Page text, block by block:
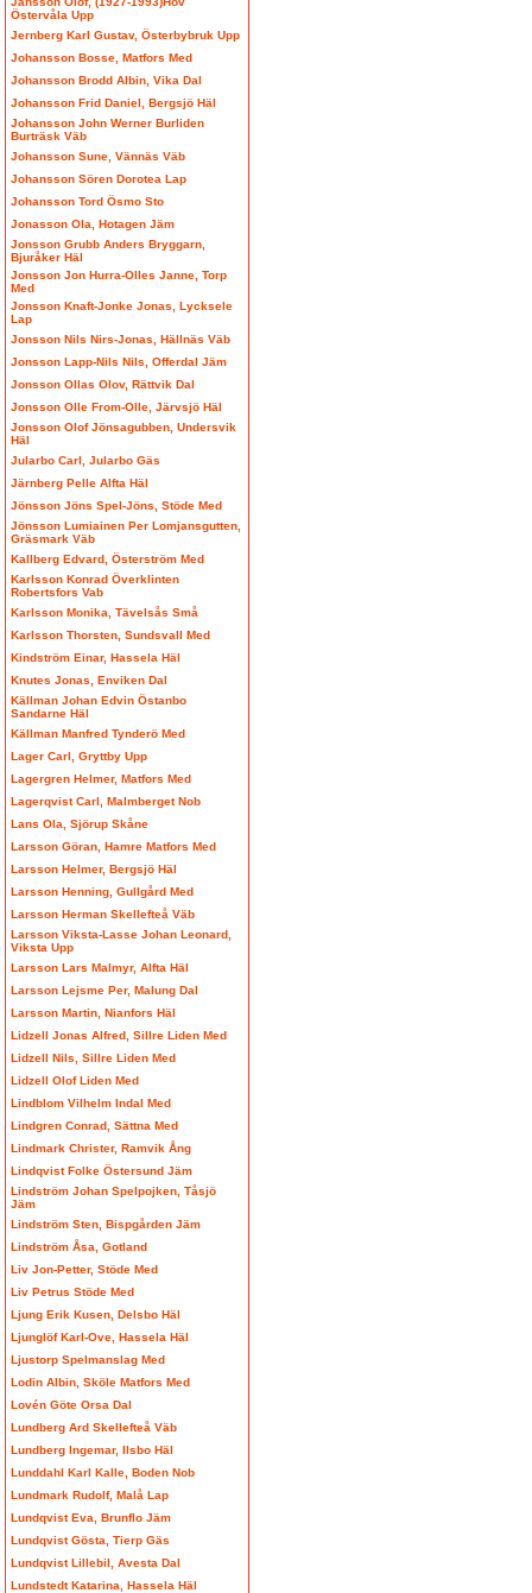
Östervåla Upp
Jernberg Karl Gustav, Österbybruk Upp
Johansson Bosse, Matfors Med
Johansson Brodd Albin, Vika Dal
Johansson Frid Daniel, Bergsjö Häl
Johansson John Werner Burliden
Burträsk Väb
Johansson Sune, Vännäs Väb
Johansson Sören Dorotea Lap
Johansson Tord Ösmo Sto
Jonasson Ola, Hotagen Jäm
Jonsson Grubb Anders Bryggarn,
Bjuråker Häl
Jonsson Jon Hurra-Olles Janne, Torp
Med
Jonsson Knaft-Jonke Jonas, Lycksele
Lap
Jonsson Nils Nirs-Jonas, Hällnäs Väb
Jonsson Lapp-Nils Nils, Offerdal Jäm
Jonsson Ollas Olov, Rättvik Dal
Jonsson Olle From-Olle, Järvsjö Häl
Jonsson Olof Jönsagubben, Undersvik
Häl
Jularbo Carl, Jularbo Gäs
Järnberg Pelle Alfta Häl
Jönsson Jöns Spel-Jöns, Stöde Med
Jönsson Lumiainen Per Lomjansgutten,
Gräsmark Väb
Kallberg Edvard, Österström Med
Karlsson Konrad Överklinten
Robertsfors Vab
Karlsson Monika, Tävelsås Små
Karlsson Thorsten, Sundsvall Med
Kindström Einar, Hassela Häl
Knutes Jonas, Enviken Dal
Källman Johan Edvin Östanbo
Sandarne Häl
Källman Manfred Tynderö Med
Lager Carl, Gryttby Upp
Lagergren Helmer, Matfors Med
Lagerqvist Carl, Malmberget Nob
Lans Ola, Sjörup Skåne
Larsson Göran, Hamre Matfors Med
Larsson Helmer, Bergsjö Häl
Larsson Henning, Gullgård Med
Larsson Herman Skellefteå Väb
Larsson Viksta-Lasse Johan Leonard,
Viksta Upp
Larsson Lars Malmyr, Alfta Häl
Larsson Lejsme Per, Malung Dal
Larsson Martin, Nianfors Häl
Lidzell Jonas Alfred, Sillre Liden Med
Lidzell Nils, Sillre Liden Med
Lidzell Olof Liden Med
Lindblom Vilhelm Indal Med
Lindgren Conrad, Sättna Med
Lindmark Christer, Ramvik Ång
Lindqvist Folke Östersund Jäm
Lindström Johan Spelpojken, Tåsjö
Jäm
Lindström Sten, Bispgården Jäm
Lindström Åsa, Gotland
Liv Jon-Petter, Stöde Med
Liv Petrus Stöde Med
Ljung Erik Kusen, Delsbo Häl
Ljunglöf Karl-Ove, Hassela Häl
Ljustorp Spelmanslag Med
Lodin Albin, Sköle Matfors Med
Lovén Göte Orsa Dal
Lundberg Ard Skellefteå Väb
Lundberg Ingemar, Ilsbo Häl
Lunddahl Karl Kalle, Boden Nob
Lundmark Rudolf, Malå Lap
Lundqvist Eva, Brunflo Jäm
Lundqvist Gösta, Tierp Gäs
Lundqvist Lillebil, Avesta Dal
Lundstedt Katarina, Hassela Häl